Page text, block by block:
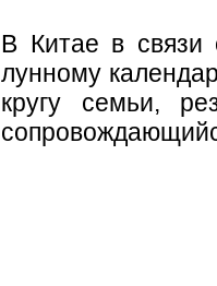
В Китае в связи
лунному
кругу семьи,